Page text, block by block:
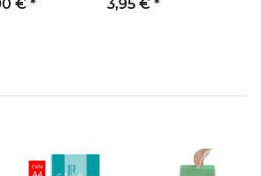
€ * 3,95 € *